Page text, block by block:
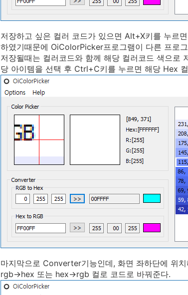
저장하고 싶은 컬러 코드가 있으면 Alt+X키를 누르
하였기때문에 OiColorPicker프로그램이 다른 프로
저장될때는 컬러코드와 함께 해당 컬러코드 색으로
당 아이템을 선택 후 Ctrl+C키를 누르면 해당 Hex
마지막으로 Converter기능인데, 화면 좌하단에 위치
rgb->hex 또는 hex->rgb 컬로 코드로 바꿔준다.